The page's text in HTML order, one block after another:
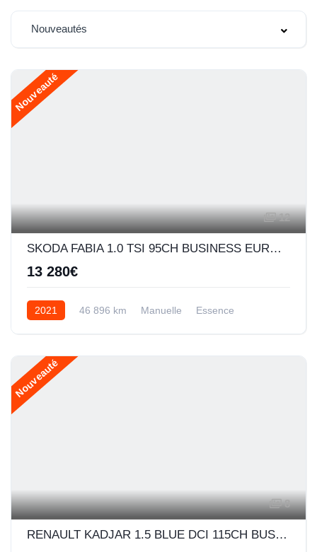
Nouveautés
Nouveauté
12
SKODA FABIA 1.0 TSI 95CH BUSINESS EURO6D-AP
13 280€
2021 46 896 km Manuelle Essence
Nouveauté
8
RENAULT KADJAR 1.5 BLUE DCI 115CH BUSINESS - 21